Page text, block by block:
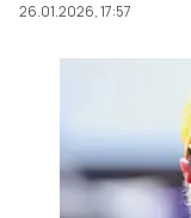
26.01.2026, 17:57